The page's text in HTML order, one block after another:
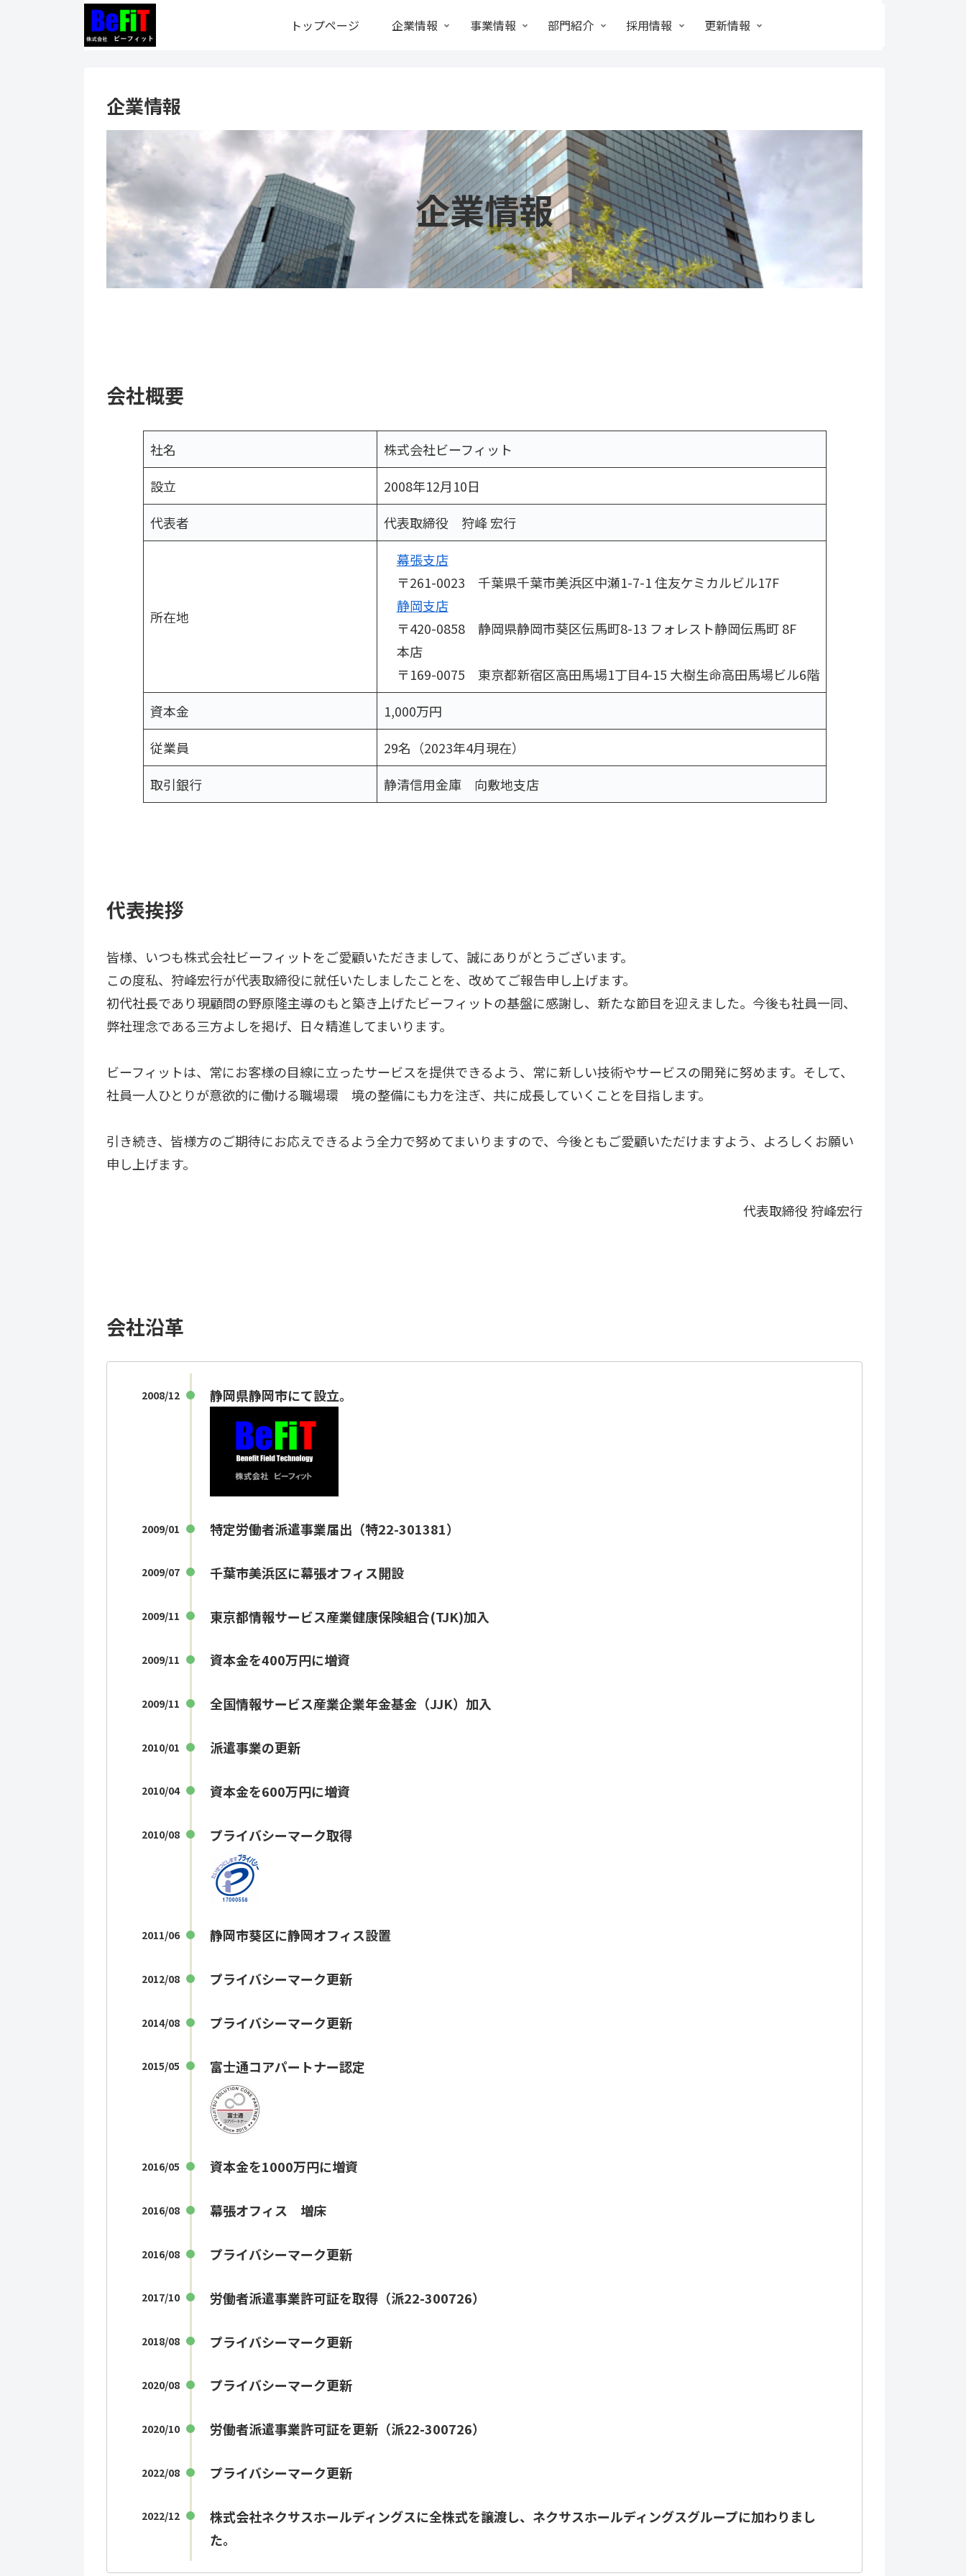
トップページ 企業情報 事業情報 部門紹介 採用情報 更新情報
企業情報
企業情報
会社概要
社名
株式会社ビーフィット
設立
2008年12月10日
代表者
代表取締役 狩峰 宏行
所在地
幕張支店
〒261-0023 千葉県千葉市美浜区中瀬1-7-1 住友ケミカルビル17F
静岡支店
〒420-0858 静岡県静岡市葵区伝馬町8-13 フォレスト静岡伝馬町 8F
本店
〒169-0075 東京都新宿区高田馬場1丁目4-15 大樹生命高田馬場ビル6階
資本金
1,000万円
従業員
29名（2023年4月現在）
取引銀行
静清信用金庫 向敷地支店
代表挨拶
皆様、いつも株式会社ビーフィットをご愛顧いただきまして、誠にありがとうございます。
この度私、狩峰宏行が代表取締役に就任いたしましたことを、改めてご報告申し上げます。
初代社長であり現顧問の野原隆主導のもと築き上げたビーフィットの基盤に感謝し、新たな節目を迎えました。今後も社員一同、
弊社理念である三方よしを掲げ、日々精進してまいります。
ビーフィットは、常にお客様の目線に立ったサービスを提供できるよう、常に新しい技術やサービスの開発に努めます。そして、
社員一人ひとりが意欲的に働ける職場環 境の整備にも力を注ぎ、共に成長していくことを目指します。
引き続き、皆様方のご期待にお応えできるよう全力で努めてまいりますので、今後ともご愛顧いただけますよう、よろしくお願い
申し上げます。
代表取締役 狩峰宏行
会社沿革
2008/12 静岡県静岡市にて設立。
2009/01 特定労働者派遣事業届出（特22-301381）
2009/07 千葉市美浜区に幕張オフィス開設
2009/11 東京都情報サービス産業健康保険組合(TJK)加入
2009/11 資本金を400万円に増資
2009/11 全国情報サービス産業企業年金基金（JJK）加入
2010/01 派遣事業の更新
2010/04 資本金を600万円に増資
2010/08 プライバシーマーク取得
2011/06 静岡市葵区に静岡オフィス設置
2012/08 プライバシーマーク更新
2014/08 プライバシーマーク更新
2015/05 富士通コアパートナー認定
2016/05 資本金を1000万円に増資
2016/08 幕張オフィス 増床
2016/08 プライバシーマーク更新
2017/10 労働者派遣事業許可証を取得（派22-300726）
2018/08 プライバシーマーク更新
2020/08 プライバシーマーク更新
2020/10 労働者派遣事業許可証を更新（派22-300726）
2022/08 プライバシーマーク更新
2022/12
株式会社ネクサスホールディングスに全株式を譲渡し、ネクサスホールディングスグループに加わりまし
た。